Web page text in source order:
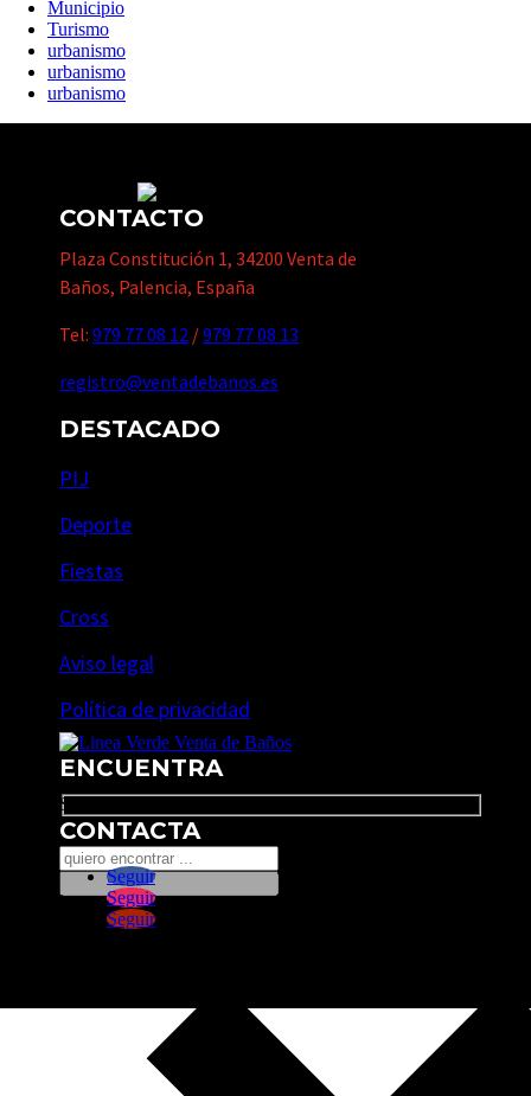
Municipio
Turismo
urbanismo
urbanismo
urbanismo
CONTACTO
Plaza Constitución 1, 34200 Venta de
Baños, Palencia, España
Tel: 979 77 08 12 /979 77 08 13
registro@ventadebanos.es
DESTACADO
PIJ
Deporte
Fiestas
Cross
Aviso legal
Política de privacidad
ENCUENTRA
Search
CONTACTA
Seguir
Seguir
Seguir